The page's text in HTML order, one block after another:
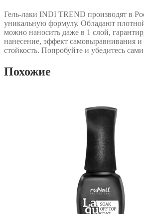
Гель-лаки INDI TREND производят в
уникальную формулу. Обладают
можно наносить даже в 1 слой,
нанесение, эффект самовыравнивания
стойкость. Попробуйте и убедитесь
Похожие